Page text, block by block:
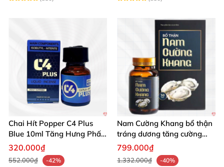
Chai Hít Popper C4 Plus
Blue 10ml Tăng Hưng Phấn
Mạnh Mẽ
320.000₫
552.000₫
-42%
Nam Cường Khang bổ thận
tráng dương tăng cường
sinh lực bền lâu
799.000₫
1.332.000₫
-40%